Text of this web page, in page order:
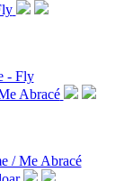
- Fly
/ Me Abracé